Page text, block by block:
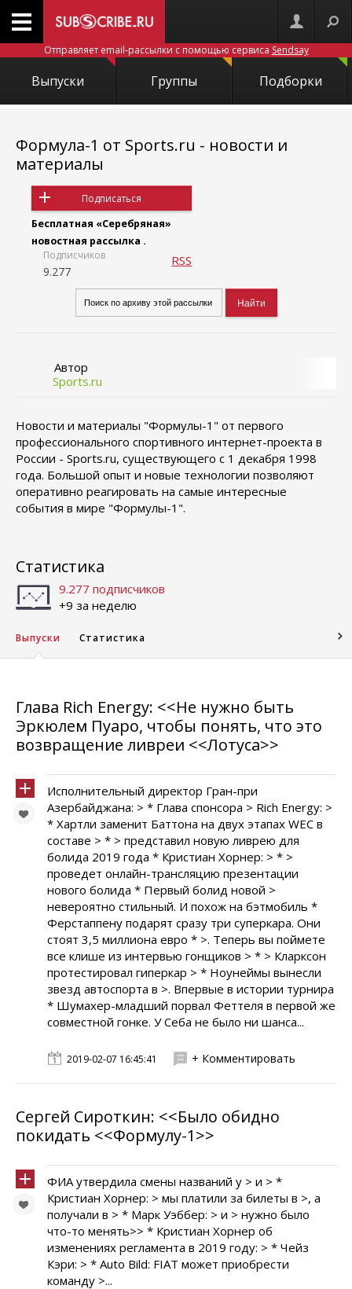
Отправляет email-рассылки с помощью сервиса Sendsay
Выпуски Группы Подборки
Формула-1 от Sports.ru - новости и
материалы
Подписаться
Бесплатная «Серебряная»
новостная рассылка .
Подписчиков
9.277
RSS
Автор
Sports.ru
Новости и материалы "Формулы-1" от первого
профессионального спортивного интернет-проекта в
России - Sports.ru, существующего с 1 декабря 1998
года. Большой опыт и новые технологии позволяют
оперативно реагировать на самые интересные
события в мире "Формулы-1".
Статистика
9.277 подписчиков
+9 за неделю
Выпуски Статистика
Глава Rich Energy: <<Не нужно быть
Эркюлем Пуаро, чтобы понять, что это
возвращение ливреи <<Лотуса>>
Исполнительный директор Гран-при
Азербайджана: > * Глава спонсора > Rich Energy: >
* Хартли заменит Баттона на двух этапах WEC в
составе > * > представил новую ливрею для
болида 2019 года * Кристиан Хорнер: > * >
проведет онлайн-трансляцию презентации
нового болида * Первый болид новой >
невероятно стильный. И похож на бэтмобиль *
Ферстаппену подарят сразу три суперкара. Они
стоят 3,5 миллиона евро * >. Теперь вы поймете
все клише из интервью гонщиков > * > Кларксон
протестировал гиперкар > * Ноунеймы вынесли
звезд автоспорта в >. Впервые в истории турнира
* Шумахер-младший порвал Феттеля в первой же
совместной гонке. У Себа не было ни шанса...
2019-02-07 16:45:41 + Комментировать
Сергей Сироткин: <<Было обидно
покидать <<Формулу-1>>
ФИА утвердила смены названий у > и > *
Кристиан Хорнер: > мы платили за билеты в >, а
получали в > * Марк Уэббер: > и > нужно было
что-то менять>> * Кристиан Хорнер об
изменениях регламента в 2019 году: > * Чейз
Кэри: > * Auto Bild: FIAT может приобрести
команду >...